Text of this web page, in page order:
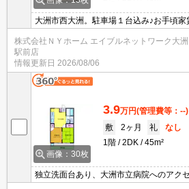
大洲市西大洲。駐車場１台込み♪お手頃家
合せ下さい！！
株式会社ＮＹホーム エイブルネットワーク大洲
駅前店
情報更新日 2026/08/06
画像：30枚
3.9万円(管理費等：--)
敷
2ヶ月 礼
なし
1階
2DK 45m²
独立洗面台あり、大洲市立病院へのアク